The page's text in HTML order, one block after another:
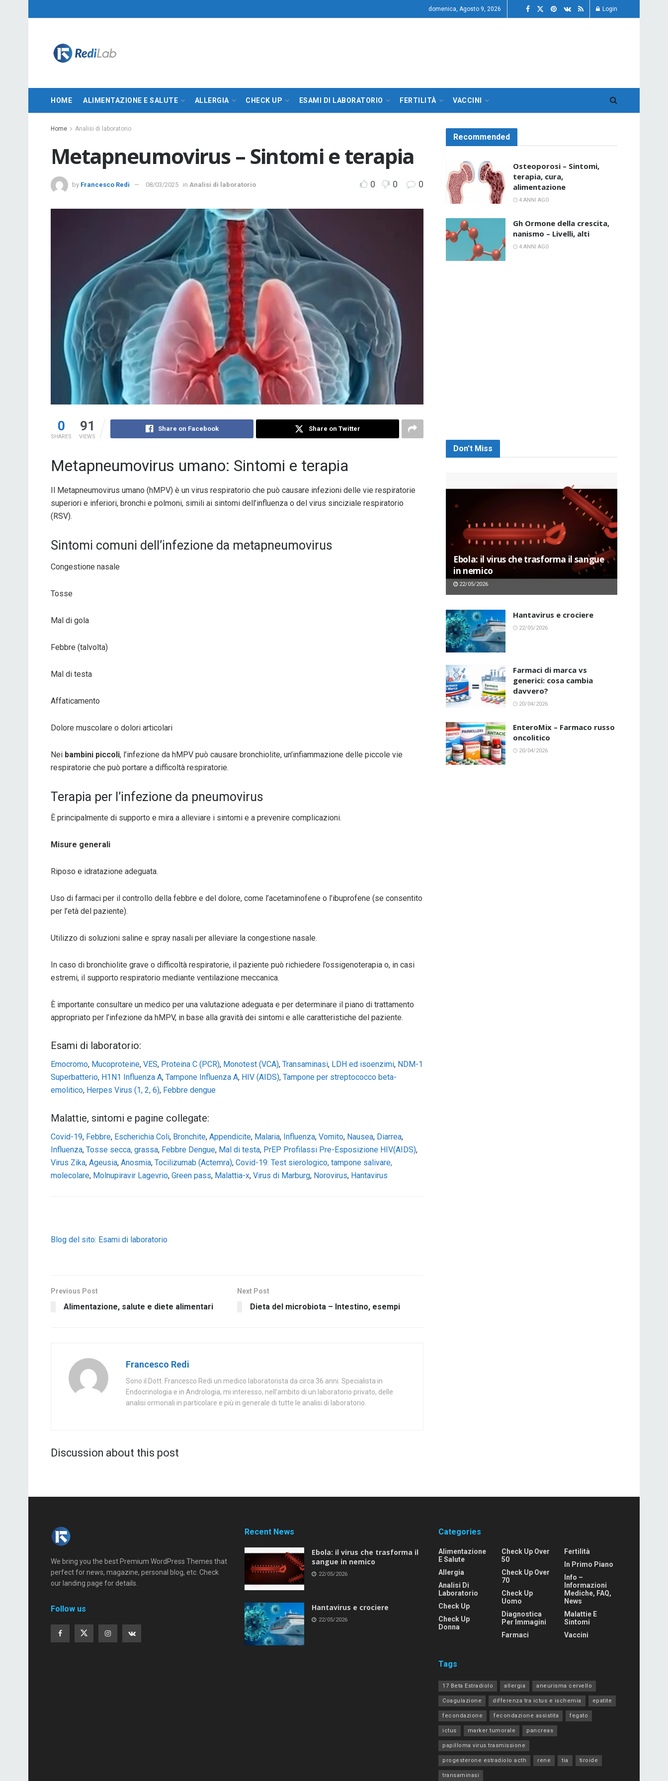
domenica, Agosto 9, 2026 Login
HOME ALIMENTAZIONE E SALUTE ALLERGIA CHECK UP ESAMI DI LABORATORIO FERTILITÀ VACCINI
Home Analisi di laboratorio
Metapneumovirus – Sintomi e terapia
by Francesco Redi 08/03/2025 in Analisi di laboratorio 0 0 0
0
SHARES
91
VIEWS
Share on Facebook Share on Twitter
Metapneumovirus umano: Sintomi e terapia
Il Metapneumovirus umano (hMPV) è un virus respiratorio che può causare infezioni delle vie respiratorie
superiori e inferiori, bronchi e polmoni, simili ai sintomi dell’influenza o del virus sinciziale respiratorio
(RSV).
Sintomi comuni dell’infezione da metapneumovirus
Congestione nasale
Tosse
Mal di gola
Febbre (talvolta)
Mal di testa
Affaticamento
Dolore muscolare o dolori articolari
Nei bambini piccoli, l’infezione da hMPV può causare bronchiolite, un’infiammazione delle piccole vie
respiratorie che può portare a difficoltà respiratorie.
Terapia per l’infezione da pneumovirus
È principalmente di supporto e mira a alleviare i sintomi e a prevenire complicazioni.
Misure generali
Riposo e idratazione adeguata.
Uso di farmaci per il controllo della febbre e del dolore, come l’acetaminofene o l’ibuprofene (se consentito
per l’età del paziente).
Utilizzo di soluzioni saline e spray nasali per alleviare la congestione nasale.
In caso di bronchiolite grave o difficoltà respiratorie, il paziente può richiedere l’ossigenoterapia o, in casi
estremi, il supporto respiratorio mediante ventilazione meccanica.
È importante consultare un medico per una valutazione adeguata e per determinare il piano di trattamento
appropriato per l’infezione da hMPV, in base alla gravità dei sintomi e alle caratteristiche del paziente.
Esami di laboratorio:
Emocromo, Mucoproteine, VES, Proteina C (PCR), Monotest (VCA), Transaminasi, LDH ed isoenzimi, NDM-1
Superbatterio, H1N1 Influenza A, Tampone Influenza A, HIV (AIDS), Tampone per streptococco beta-
emolitico, Herpes Virus (1, 2, 6), Febbre dengue
Malattie, sintomi e pagine collegate:
Covid-19, Febbre, Escherichia Coli, Bronchite, Appendicite, Malaria, Influenza, Vomito, Nausea, Diarrea,
Influenza, Tosse secca, grassa, Febbre Dengue, Mal di testa, PrEP Profilassi Pre-Esposizione HIV(AIDS),
Virus Zika, Ageusia, Anosmia, Tocilizumab (Actemra), Covid-19: Test sierologico, tampone salivare,
molecolare, Molnupiravir Lagevrio, Green pass, Malattia-x, Virus di Marburg, Norovirus, Hantavirus
Blog del sito: Esami di laboratorio
Previous Post
Alimentazione, salute e diete alimentari
Next Post
Dieta del microbiota – Intestino, esempi
Francesco Redi
Sono il Dott. Francesco Redi un medico laboratorista da circa 36 anni. Specialista in
Endocrinologia e in Andrologia, mi interesso, nell’ambito di un laboratorio privato, delle
analisi ormonali in particolare e più in generale di tutte le analisi di laboratorio.
Discussion about this post
Recommended
Osteoporosi – Sintomi,
terapia, cura,
alimentazione
4 ANNI AGO
Gh Ormone della crescita,
nanismo – Livelli, alti
4 ANNI AGO
Don't Miss
Ebola: il virus che trasforma il sangue
in nemico
22/05/2026
Hantavirus e crociere
22/05/2026
Farmaci di marca vs
generici: cosa cambia
davvero?
20/04/2026
EnteroMix – Farmaco russo
oncolitico
20/04/2026
We bring you the best Premium WordPress Themes that
perfect for news, magazine, personal blog, etc. Check
our landing page for details.
Follow us
Recent News
Ebola: il virus che trasforma il
sangue in nemico
22/05/2026
Hantavirus e crociere
22/05/2026
Categories
Alimentazione
E Salute
Allergia
Analisi Di
Laboratorio
Check Up
Check Up
Donna
Check Up Over
50
Check Up Over
70
Check Up
Uomo
Diagnostica
Per Immagini
Farmaci
Fertilità
In Primo Piano
Info –
Informazioni
Mediche, FAQ,
News
Malattie E
Sintomi
Vaccini
Tags
17 Beta Estradiolo allergia aneurisma cervello
Coagulazione differenza tra ictus e ischemia epatite
fecondazione fecondazione assistita fegato
ictus marker tumorale pancreas
papilloma virus trasmissione
progesterone estradiolo acth rene tia tiroide
transaminasi